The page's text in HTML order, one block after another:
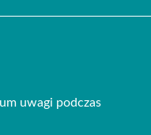
uwagi podczas